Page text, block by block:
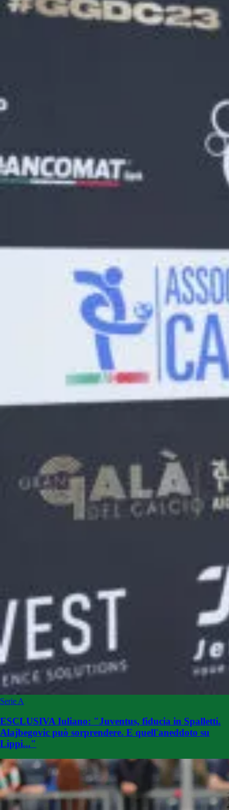
Serie A
ESCLUSIVA Iuliano: "Juventus, fiducia in Spalletti.
Alajbegovic può sorprendere. E quell'aneddoto su
Lippi..."